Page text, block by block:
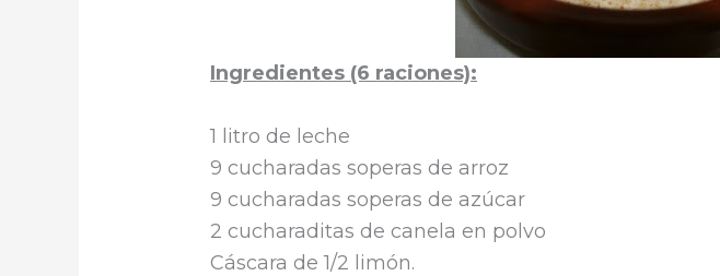
Ingredientes (6 raciones):
1 litro de leche
9 cucharadas soperas de arroz
9 cucharadas soperas de azúcar
2 cucharaditas de canela en polvo
Cáscara de 1/2 limón.